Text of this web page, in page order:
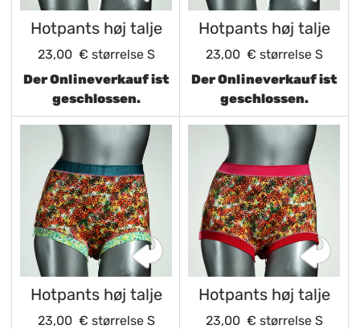
Hotpants høj talje
23,00 € størrelse S
Der Onlineverkauf ist
geschlossen.
Hotpants høj talje
23,00 € størrelse S
Der Onlineverkauf ist
geschlossen.
Hotpants høj talje
23,00 € størrelse S
Hotpants høj talje
23,00 € størrelse S